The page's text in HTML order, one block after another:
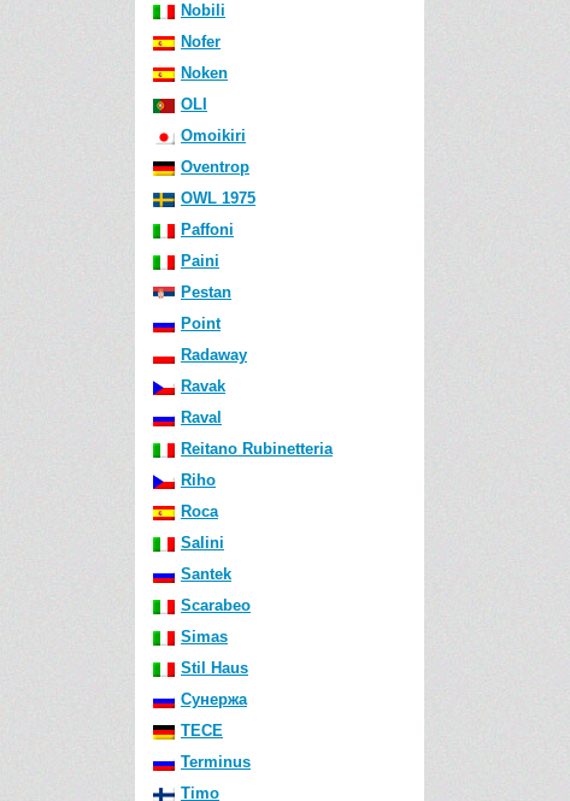
Nobili
Nofer
Noken
OLI
Omoikiri
Oventrop
OWL 1975
Paffoni
Paini
Pestan
Point
Radaway
Ravak
Raval
Reitano Rubinetteria
Riho
Roca
Salini
Santek
Scarabeo
Simas
Stil Haus
Сунержа
TECE
Terminus
Timo